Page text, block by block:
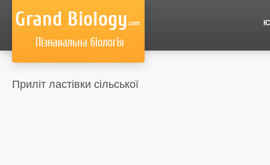
Приліт ластівки сільської